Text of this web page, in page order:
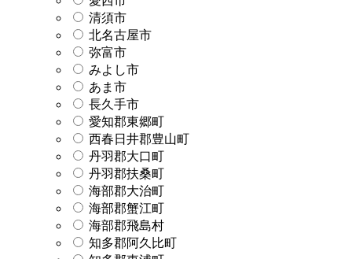
清須市
北名古屋市
弥富市
みよし市
あま市
長久手市
愛知郡東郷町
西春日井郡豊山町
丹羽郡大口町
丹羽郡扶桑町
海部郡大治町
海部郡蟹江町
海部郡飛島村
知多郡阿久比町